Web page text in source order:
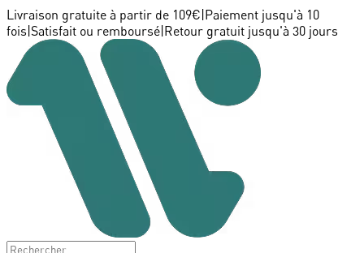
Livraison gratuite à partir de 109€ Paiement jusqu'à 10
fois Satisfait ou remboursé Retour gratuit jusqu'à 30 jours